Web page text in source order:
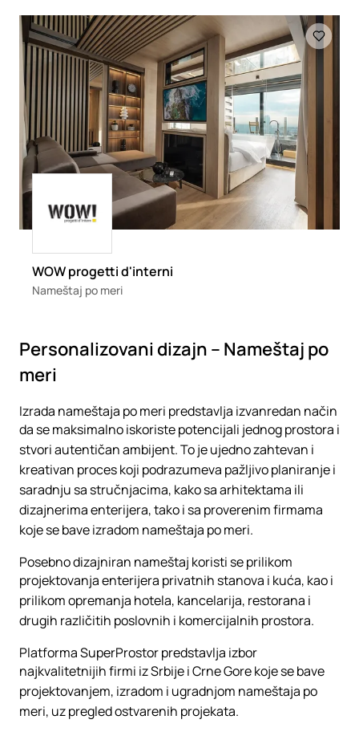
Loading
WOW progetti d'interni
Nameštaj po meri
Personalizovani dizajn – Nameštaj po
meri
Izrada nameštaja po meri predstavlja izvanredan način
da se maksimalno iskoriste potencijali jednog prostora i
stvori autentičan ambijent. To je ujedno zahtevan i
kreativan proces koji podrazumeva pažljivo planiranje i
saradnju sa stručnjacima, kako sa arhitektama ili
dizajnerima enterijera, tako i sa proverenim firmama
koje se bave izradom nameštaja po meri.
Posebno dizajniran nameštaj koristi se prilikom
projektovanja enterijera privatnih stanova i kuća, kao i
prilikom opremanja hotela, kancelarija, restorana i
drugih različitih poslovnih i komercijalnih prostora.
Platforma SuperProstor predstavlja izbor
najkvalitetnijih firmi iz Srbije i Crne Gore koje se bave
projektovanjem, izradom i ugradnjom nameštaja po
meri, uz pregled ostvarenih projekata.